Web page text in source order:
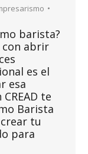
barista?
con abrir
es el
esa
te
Barista
tu
para